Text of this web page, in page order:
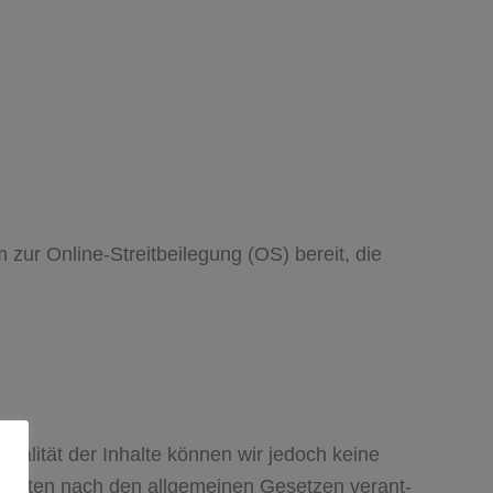
zur Online-Streitbeilegung (OS) bereit, die
der Inhalte kön­nen wir jedoch keine
nach den all­ge­mei­nen Geset­zen ver­ant­